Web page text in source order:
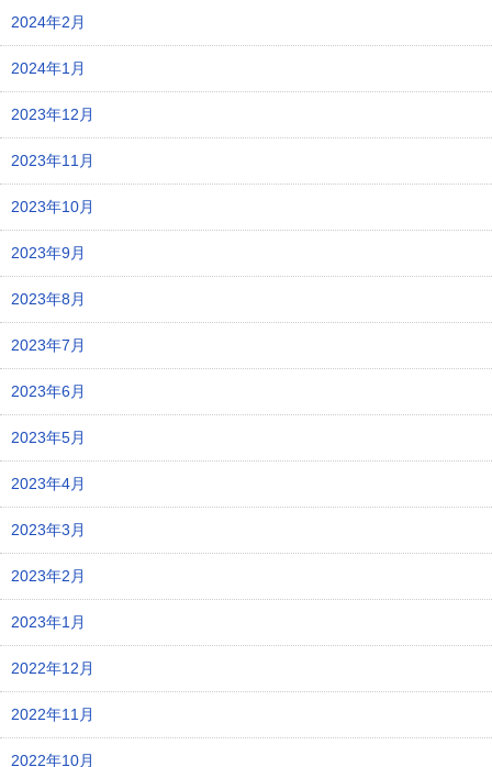
2024年2月
2024年1月
2023年12月
2023年11月
2023年10月
2023年9月
2023年8月
2023年7月
2023年6月
2023年5月
2023年4月
2023年3月
2023年2月
2023年1月
2022年12月
2022年11月
2022年10月